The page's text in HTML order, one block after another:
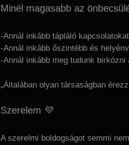
Minél magasabb az
-Annál inkább tápláló
-Annál inkább őszintébb és
-Annál inkább meg tudunk
„Általában olyan társaságban
Szerelem 💜
A szerelmi boldogságot semmi